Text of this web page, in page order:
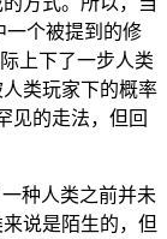
一个被提到的修
上下了一步人类
类玩家下的概率
见的走法，但回
种人类之前并未
说是陌生的，但